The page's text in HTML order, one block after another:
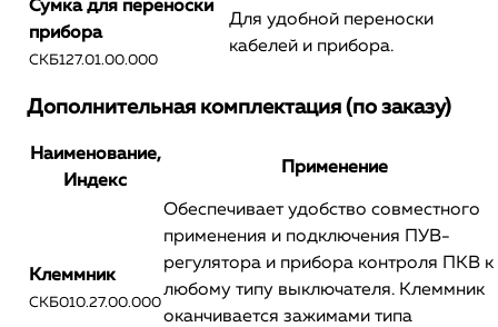
Сумка для переноски
прибора
СКБ127.01.00.000
Для удобной переноски
кабелей и прибора.
Дополнительная комплектация (по заказу)
Наименование,
Индекс
Применение
Клеммник
СКБ010.27.00.000
Обеспечивает удобство совместного
применения и подключения ПУВ-
регулятора и прибора контроля ПКВ к
любому типу выключателя. Клеммник
оканчивается зажимами типа